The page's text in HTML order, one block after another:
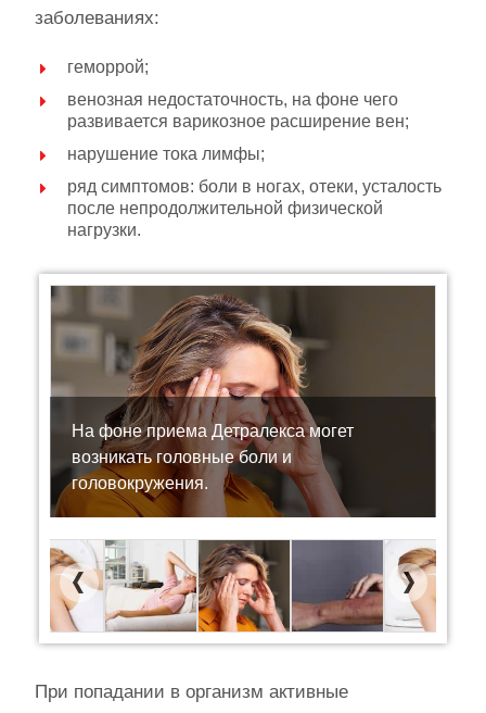
заболеваниях:
геморрой;
венозная недостаточность, на фоне чего
развивается варикозное расширение вен;
нарушение тока лимфы;
ряд симптомов: боли в ногах, отеки, усталость
после непродолжительной физической
нагрузки.
На фоне приема Детралекса могет
возникать головные боли и
головокружения.
Previous Next
При попадании в организм активные